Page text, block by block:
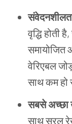
वृद्धि होती
समायोजित
वेरिएबल
साथ कम हो
सबसे अच्छा
साथ सरल